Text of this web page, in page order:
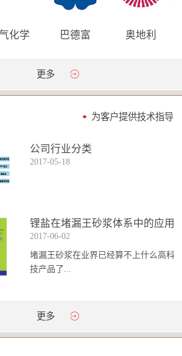
化学 巴德富 奥地利
更多
为客户提供技术指导
公司行业分类
2017-05-18
锂盐在堵漏王砂浆体系中的应用
2017-06-02
堵漏王砂浆在业界已经算不上什么高科
技产品了...
。简单来说它就是一种能够迅速凝固的
通砂浆的强...
更多